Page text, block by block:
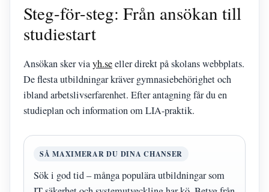
Steg-för-steg: Från ansökan till
studiestart
Ansökan sker viayh.seeller direkt på skolans webbplats.
De flesta utbildningar kräver gymnasiebehörighet och
ibland arbetslivserfarenhet. Efter antagning får du en
studieplan och information om LIA-praktik.
SÅ MAXIMERAR DU DINA CHANSER
Sök i god tid – många populära utbildningar som